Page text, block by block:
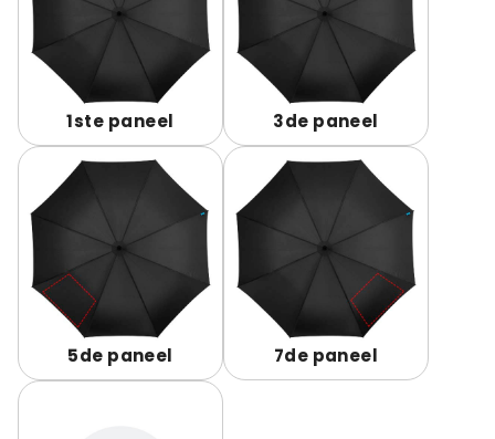
1ste paneel 3de paneel
5de paneel 7de paneel